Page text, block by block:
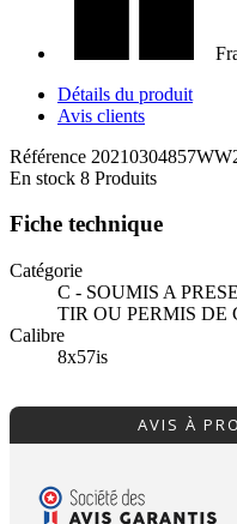
Détails du produit
Avis clients
Référence
En stock 8 Produits
Fiche technique
Catégorie
C - SOUMIS A
TIR OU PERMIS DE
Calibre
8x57is
AVIS À